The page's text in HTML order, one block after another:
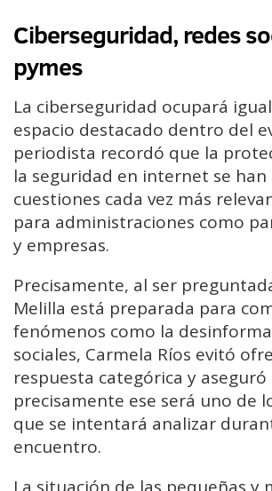
Ciberseguridad, redes
pymes
La ciberseguridad ocupará
espacio destacado dentro del
periodista recordó que la
la seguridad en internet se
cuestiones cada vez más
para administraciones como
y empresas.
Precisamente, al ser
Melilla está preparada para
fenómenos como la
sociales, Carmela Ríos evitó
respuesta categórica y aseguró
precisamente ese será uno de
que se intentará analizar
encuentro.
La situación de las pequeñas y